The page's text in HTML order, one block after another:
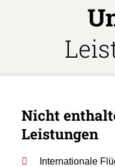
Nicht
Leistungen
Internationale